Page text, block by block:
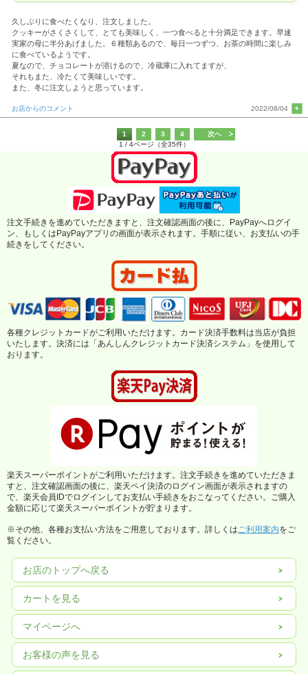
久しぶりに食べたくなり、注文しました。
クッキーがさくさくして、とても美味しく、一つ食べると十分満足できます。早速
実家の母に半分あげました。６種類あるので、毎日一つずつ、お茶の時間に楽しみ
に食べているようです。
夏なので、チョコレートが溶けるので、冷蔵庫に入れてますが、
それもまた、冷たくて美味しいです。
また、冬に注文しようと思っています。
お店からのコメント 2022/08/04
1 2 3 4
次へ
1 / 4ページ（全35件）
注文手続きを進めていただきますと、注文確認画面の後に、PayPayへログイ
ン、もしくはPayPayアプリの画面が表示されます。手順に従い、お支払いの手
続きをしてください。
各種クレジットカードがご利用いただけます。カード決済手数料は当店が負担
いたします。決済には「あんしんクレジットカード決済システム」を使用して
おります。
楽天スーパーポイントがご利用いただけます。注文手続きを進めていただきま
すと、注文確認画面の後に、楽天ペイ決済のログイン画面が表示されますの
で、楽天会員IDでログインしてお支払い手続きをおこなってください。ご購入
金額に応じて楽天スーパーポイントが貯まります。
※その他、各種お支払い方法をご用意しております。詳しくは ご利用案内をご
覧ください。
お店のトップへ戻る
カートを見る
マイページへ
お客様の声を見る